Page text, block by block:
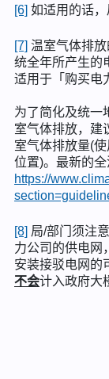
[6] 如适用的话，
[7] 温室气体排
统全年所产生的
适用于「购买电
为了简化及统一
室气体排放，建
室气体排放量(
位置)。最新的
https://
[8] 局/部门须注
力公司的供电网
安装接驳电网的
不会计入政府大